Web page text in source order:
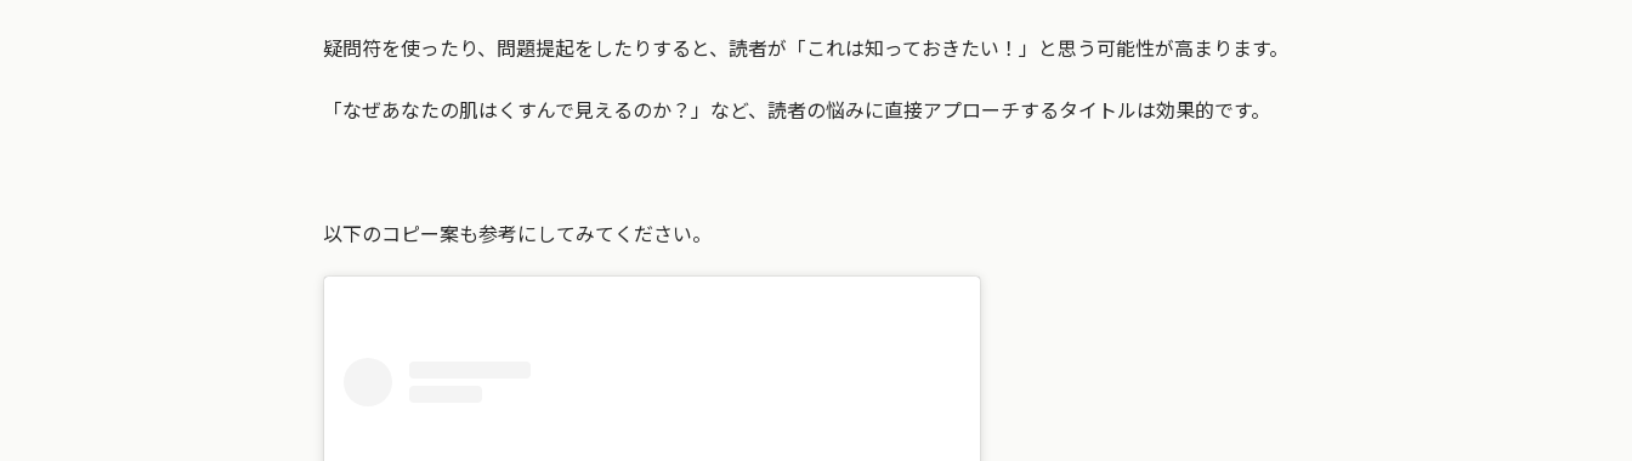
疑問符を使ったり、問題提起をしたりすると、読者が「これは知っておきたい！」と思う可能性が高まります。
「なぜあなたの肌はくすんで見えるのか？」など、読者の悩みに直接アプローチするタイトルは効果的です。
以下のコピー案も参考にしてみてください。